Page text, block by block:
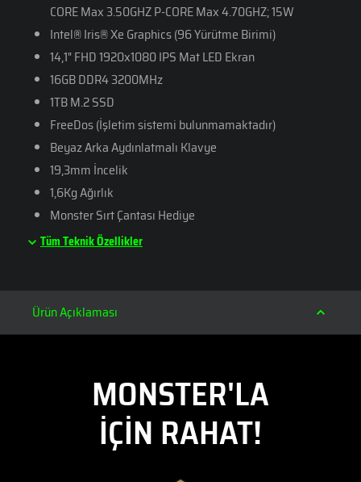
CORE Max 3.50GHZ P-CORE Max 4.70GHZ; 15W
Intel® Iris® Xe Graphics (96 Yürütme Birimi)
14,1" FHD 1920x1080 IPS Mat LED Ekran
16GB DDR4 3200MHz
1TB M.2 SSD
FreeDos (İşletim sistemi bulunmamaktadır)
Beyaz Arka Aydınlatmalı Klavye
19,3mm İncelik
1,6Kg Ağırlık
Monster Sırt Çantası Hediye
Tüm Teknik Özellikler
Ürün Açıklaması
MONSTER'LA
İÇİN RAHAT!